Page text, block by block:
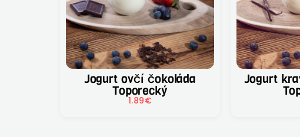
Jogurt ovčí čokoláda
Toporecký
1.89€
Jogurt kravský vanilkový